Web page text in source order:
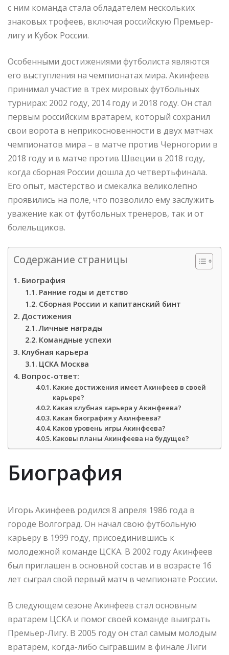
с ним команда стала обладателем нескольких
знаковых трофеев, включая российскую Премьер-
лигу и Кубок России.
Особенными достижениями футболиста являются
его выступления на чемпионатах мира. Акинфеев
принимал участие в трех мировых футбольных
турнирах: 2002 году, 2014 году и 2018 году. Он стал
первым российским вратарем, который сохранил
свои ворота в неприкосновенности в двух матчах
чемпионатов мира – в матче против Черногории в
2018 году и в матче против Швеции в 2018 году,
когда сборная России дошла до четвертьфинала.
Его опыт, мастерство и смекалка великолепно
проявились на поле, что позволило ему заслужить
уважение как от футбольных тренеров, так и от
болельщиков.
Содержание страницы
Биография
Ранние годы и детство
Сборная России и капитанский бинт
Достижения
Личные награды
Командные успехи
Клубная карьера
ЦСКА Москва
Вопрос-ответ:
Какие достижения имеет Акинфеев в своей
карьере?
Какая клубная карьера у Акинфеева?
Какая биография у Акинфеева?
Каков уровень игры Акинфеева?
Каковы планы Акинфеева на будущее?
Биография
Игорь Акинфеев родился 8 апреля 1986 года в
городе Волгоград. Он начал свою футбольную
карьеру в 1999 году, присоединившись к
молодежной команде ЦСКА. В 2002 году Акинфеев
был приглашен в основной состав и в возрасте 16
лет сыграл свой первый матч в чемпионате России.
В следующем сезоне Акинфеев стал основным
вратарем ЦСКА и помог своей команде выиграть
Премьер-Лигу. В 2005 году он стал самым молодым
вратарем, когда-либо сыгравшим в финале Лиги